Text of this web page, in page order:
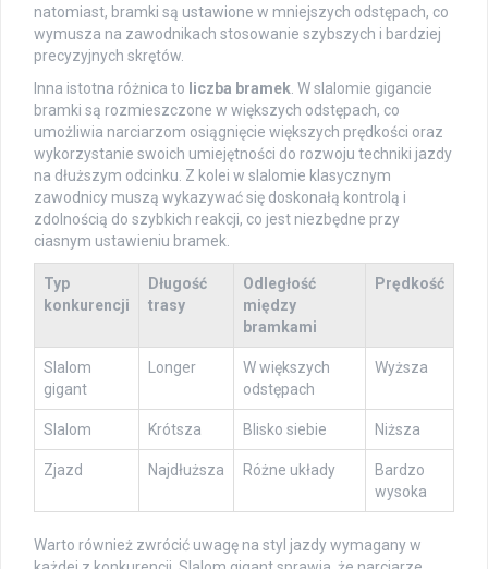
natomiast, bramki są ustawione w mniejszych odstępach, co
wymusza na zawodnikach stosowanie szybszych i bardziej
precyzyjnych skrętów.
Inna istotna różnica to liczba bramek. W slalomie gigancie
bramki są rozmieszczone w większych odstępach, co
umożliwia narciarzom osiągnięcie większych prędkości oraz
wykorzystanie swoich umiejętności do rozwoju techniki jazdy
na dłuższym odcinku. Z kolei w slalomie klasycznym
zawodnicy muszą wykazywać się doskonałą kontrolą i
zdolnością do szybkich reakcji, co jest niezbędne przy
ciasnym ustawieniu bramek.
Typ
konkurencji
Długość
trasy
Odległość
między
bramkami
Prędkość
Slalom
gigant
Longer
W większych
odstępach
Wyższa
Slalom Krótsza Blisko siebie Niższa
Zjazd Najdłuższa Różne układy
Bardzo
wysoka
Warto również zwrócić uwagę na styl jazdy wymagany w